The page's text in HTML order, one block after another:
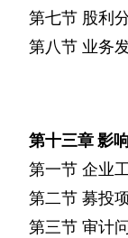
第七节 股利
第八节 业务
第十三章影
第一节 企业
第二节 募投
第三节 审计